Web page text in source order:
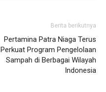
Berita berikutnya
Pertamina Patra Niaga Terus
Perkuat Program Pengelolaan
Sampah di Berbagai Wilayah
Indonesia